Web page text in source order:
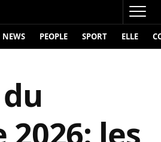
NEWS PEOPLE SPORT ELLE
2026: les